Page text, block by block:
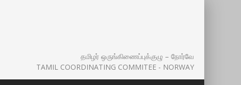
தமிழர் ஒருங்கிணைப்புக்குழு – நோர்வே
TAMIL COORDINATING COMMITEE - NORWAY